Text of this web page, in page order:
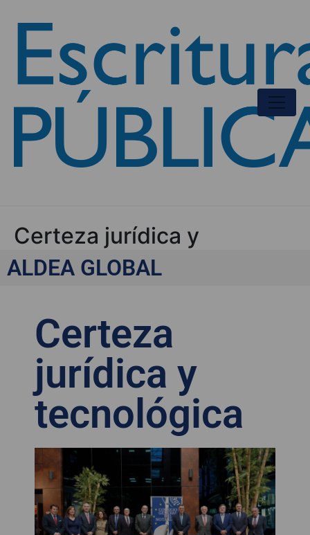
Certeza jurídica y
tecnológica
ALDEA GLOBAL
Certeza
jurídica y
tecnológica